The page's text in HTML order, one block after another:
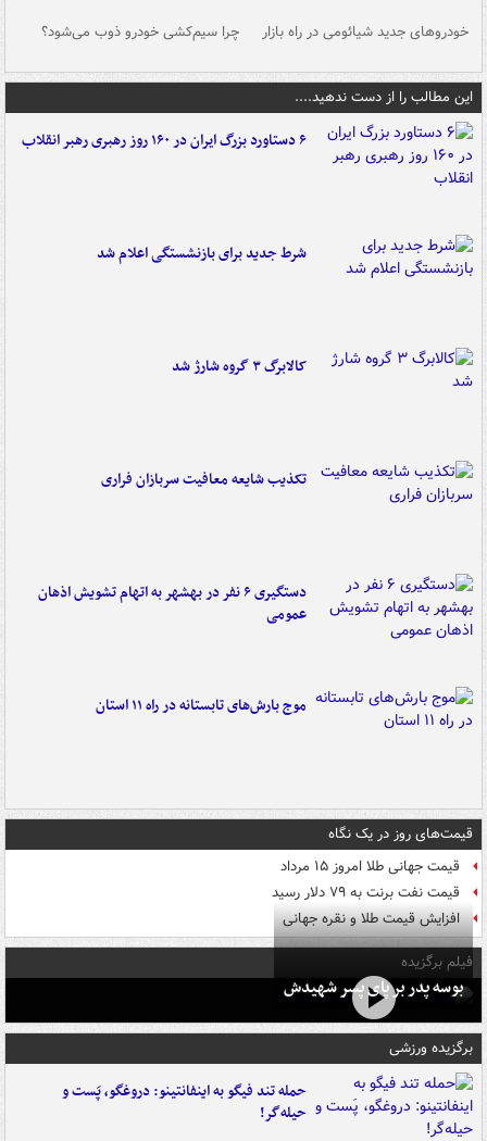
خودروهای جدید شیائومی در راه بازار چرا سیم‌کشی خودرو ذوب می‌شود؟
این مطالب را از دست ندهید....
۶ دستاورد بزرگ ایران در ۱۶۰ روز رهبری رهبر انقلاب
شرط جدید برای بازنشستگی اعلام شد
کالابرگ ۳ گروه شارژ شد
تکذیب شایعه معافیت سربازان فراری
دستگیری ۶ نفر در بهشهر به اتهام تشویش اذهان
عمومی
موج بارش‌های تابستانه در راه ۱۱ استان
قیمت‌های روز در یک نگاه
قیمت جهانی طلا امروز ۱۵ مرداد
قیمت نفت برنت به ۷۹ دلار رسید
افزایش قیمت طلا و نقره جهانی
فیلم برگزیده
بوسه‌ پدر بر پای پسر شهیدش
برگزیده ورزشی
حمله تند فیگو به اینفانتینو: دروغگو، پَست‌ و
حیله‌گر!